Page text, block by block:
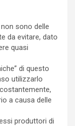
sono delle
da evitare, dato
quasi
di questo
utilizzarlo
a causa delle
produttori di